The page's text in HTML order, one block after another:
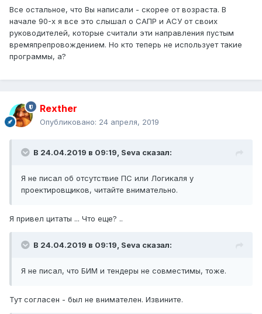
фактическая деятельность - оцифровать то, что
получилось. И дело не в новизне и сопротивлении ей.
дело в дуболомстве. Простое соблюдение законов не
работает. А уже БИМы всякие ... Про техрегламенты
тоже много верещали - что в итоге? Пустота ... А сколько
Ладно. Это все пустота пустая звонкая. Треп. Но ради не
Все остальное, что Вы написали - скорее от возраста. В
начале 90-х я все это слышал о САПР и АСУ от своих
руководителей, которые считали эти направления пустым
времяпрепровождением. Но кто теперь не использует такие
программы, а?
Rexther
Опубликовано: 24 апреля, 2019
В 24.04.2019 в 09:19, Seva сказал:
Я не писал об отсутствие ПС или Логикаля у
проектировщиков, читайте внимательно.
Я привел цитаты ... Что еще? ..
В 24.04.2019 в 09:19, Seva сказал:
Я не писал, что БИМ и тендеры не совместимы, тоже.
Тут согласен - был не внимателен. Извините.